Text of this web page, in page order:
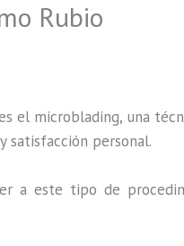
Rubio
el microblading, una
satisfacción personal.
a este tipo de